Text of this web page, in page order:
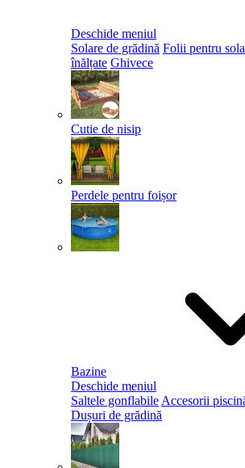
Deschide meniul
Solare de grădină Folii pentru
înălțate Ghivece
Cutie de nisip
Perdele pentru foișor
Bazine
Deschide meniul
Saltele gonflabile Accesorii
Dușuri de grădină